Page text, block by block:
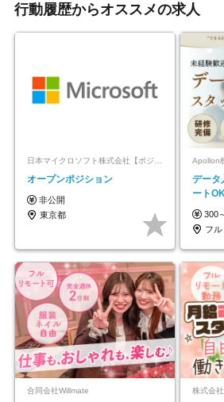
行動履歴からオススメの求人
オープンポジション
非公開
東京都
Apollon
データ
ート
300
フ
合同会社Willmate 株式会